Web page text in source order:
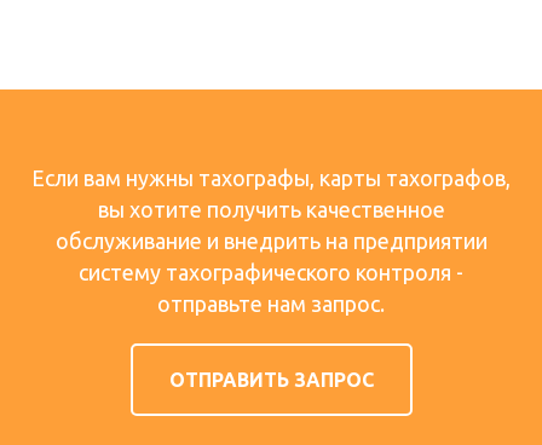
Если вам нужны тахографы, карты тахографов,
вы хотите получить качественное
обслуживание и внедрить на предприятии
систему тахографического контроля -
отправьте нам запрос.
ОТПРАВИТЬ ЗАПРОС